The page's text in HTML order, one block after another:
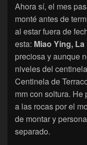
Ahora sí, el mes
monté antes de
al estar fuera de
esta: Miao Ying,
preciosa y aunque
niveles del
Centinela de
mm con soltura. He
a las rocas por el
de montar y
separado.